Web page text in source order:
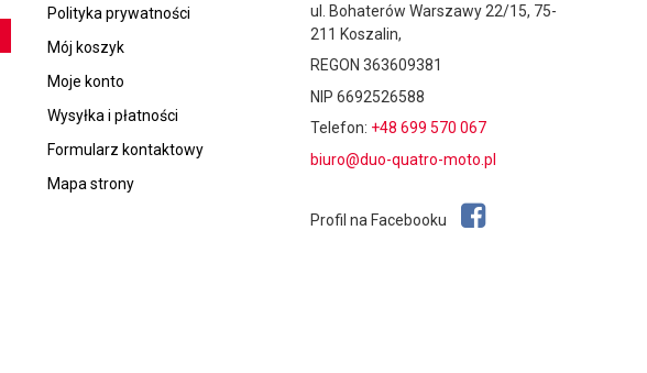
Polityka prywatności
Mój koszyk
Moje konto
Wysyłka i płatności
Formularz kontaktowy
Mapa strony
ul. Bohaterów Warszawy 22/15, 75-
211 Koszalin,
REGON 363609381
NIP 6692526588
Telefon: +48 699 570 067
biuro@duo-quatro-moto.pl
Profil na Facebooku